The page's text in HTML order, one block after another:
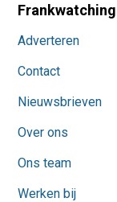
Frankwatching
Adverteren
Contact
Nieuwsbrieven
Over ons
Ons team
Werken bij